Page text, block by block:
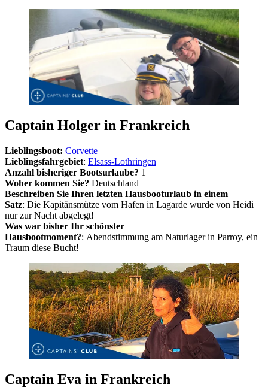
Captain Holger in Frankreich
Lieblingsboot: Corvette
Lieblingsfahrgebiet: Elsass-Lothringen
Anzahl bisheriger Bootsurlaube? 1
Woher kommen Sie? Deutschland
Beschreiben Sie Ihren letzten Hausbooturlaub in einem
Satz: Die Kapitänsmütze vom Hafen in Lagarde wurde von Heidi
nur zur Nacht abgelegt!
Was war bisher Ihr schönster
Hausbootmoment?: Abendstimmung am Naturlager in Parroy, ein
Traum diese Bucht!
Captain Eva in Frankreich